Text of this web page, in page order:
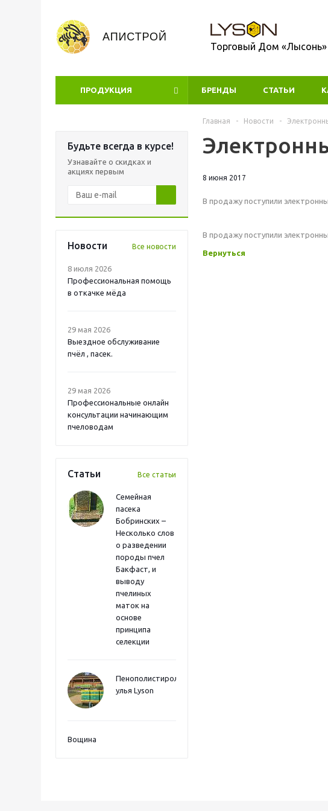
Торговый Дом «Лысонь»
ПРОДУКЦИЯ УЦЕНКА
БРЕНДЫ СТАТЬИ
Будьте всегда в курсе!
Узнавайте о скидках и
акциях первым
Новости Все новости
8 июля 2026
Профессиональная помощь
в откачке мёда
29 мая 2026
Выездное обслуживание
пчёл , пасек.
29 мая 2026
Профессиональные онлайн
консультации начинающим
пчеловодам
Статьи Все статьи
Семейная
пасека
Бобринских –
Несколько слов
о разведении
породы пчел
Бакфаст, и
выводу
пчелиных
маток на
основе
принципа
селекции
Пенополистиролные
улья Lyson
Вощина
Главная - Новости -
8 июня 2017
В продажу поступили
В продажу поступили
Вернуться